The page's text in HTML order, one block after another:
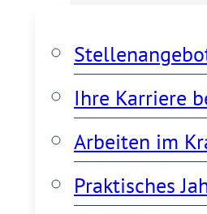
Ihre Karriere
Arbeiten im
Praktisches